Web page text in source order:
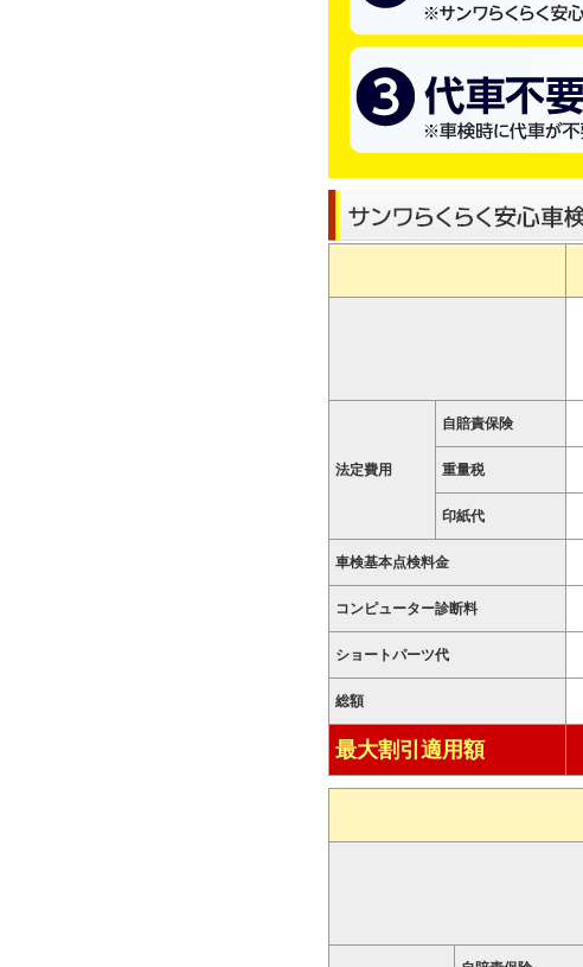
法定費用
自賠責保険
重量税
印紙代
車検基本点検料金
コンピューター診断料
ショートパーツ代
総額
最大割引適用額